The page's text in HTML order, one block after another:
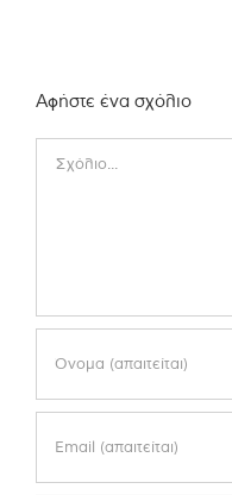
Αφήστε ένα σχόλιο